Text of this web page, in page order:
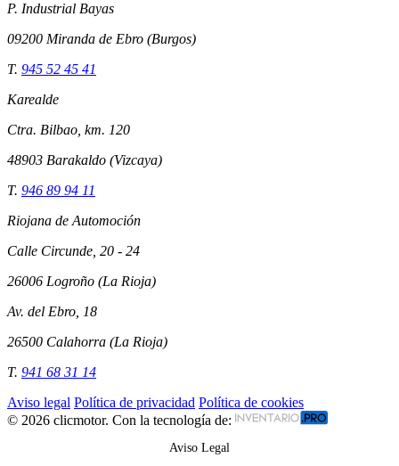
P. Industrial Bayas
09200 Miranda de Ebro (Burgos)
T. 945 52 45 41
Karealde
Ctra. Bilbao, km. 120
48903 Barakaldo (Vizcaya)
T. 946 89 94 11
Riojana de Automoción
Calle Circunde, 20 - 24
26006 Logroño (La Rioja)
Av. del Ebro, 18
26500 Calahorra (La Rioja)
T. 941 68 31 14
Aviso legal Política de privacidad Política de cookies
© 2026 clicmotor. Con la tecnología de:
Aviso Legal